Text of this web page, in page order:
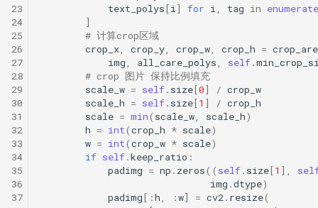
23
24
25
26
27
28
29
30
31
32
33
34
35
36
37
text_polys [i] for i, tag in enumerate
]
# 计算crop区域
crop_x, crop_y, crop_w, crop_h =
img, all_care_polys, self.
# crop 图片 保持比例填充
scale_w = self. size [0] / crop_w
scale_h = self. size [1 ] / crop_h
scale = min( scale_w, scale_h)
h = int(crop_h * scale)
w = int(crop_w * scale)
if self.keep_ratio :
padimg = np . zeros(( self. size [1 ],
img .dtype)
padimg [:h, :w] = cv2. resize(